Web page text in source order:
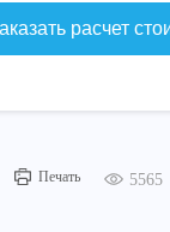
расчет
Печать 5565